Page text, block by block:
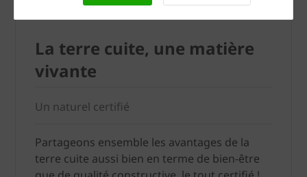
La terre cuite, une matière
vivante
Un naturel certifié
Partageons ensemble les avantages de la
terre cuite aussi bien en terme de bien-être